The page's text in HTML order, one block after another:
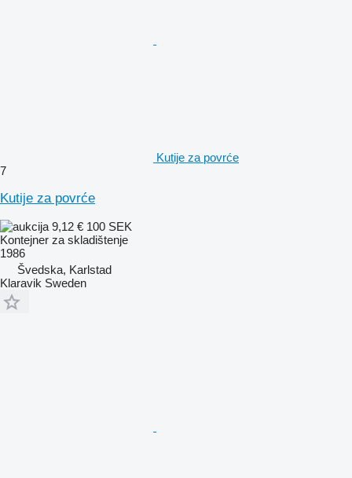
Kutije za povrće
7
Kutije za povrće
9,12 € 100 SEK
Kontejner za skladištenje
1986
Švedska, Karlstad
Klaravik Sweden